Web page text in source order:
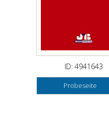
ID: 4941643
Probeseite